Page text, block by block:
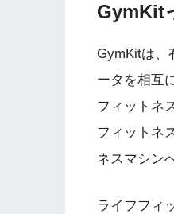
GymKit
GymKitは、
ータを相互
フィットネ
フィットネ
ネスマシン
ライフフィ